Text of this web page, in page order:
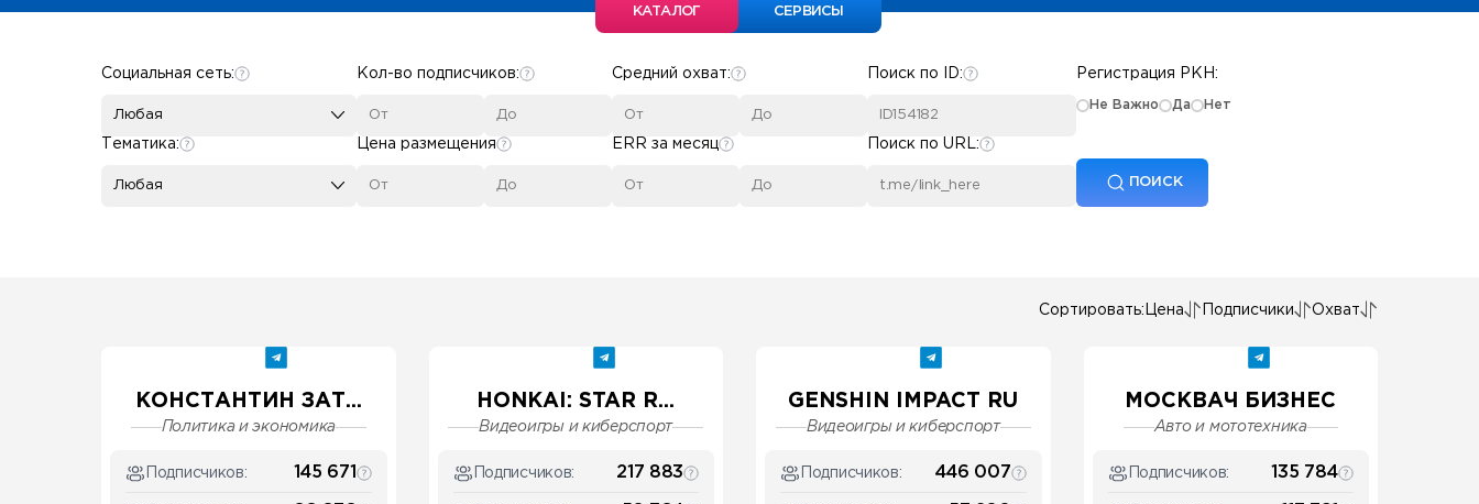
КАТАЛОГ СЕРВИСЫ
Тематика:
Любая
Социальная сеть:
Любая
Кол-во подписчиков:
Цена размещения
Средний охват:
ERR за месяц
Поиск по ID:
Поиск по URL:
Регистрация РКН:
Не Важно Да Нет
ПОИСК
Сортировать: Цена Подписчики Охват
КОНСТАНТИН ЗАТ...
Политика и экономика
Подписчиков: 145 671
HONKAI: STAR R...
Видеоигры и киберспорт
Подписчиков: 217 883
GENSHIN IMPACT RU
Видеоигры и киберспорт
Подписчиков: 446 007
МОСКВАЧ БИЗНЕС
Авто и мототехника
Подписчиков: 135 784